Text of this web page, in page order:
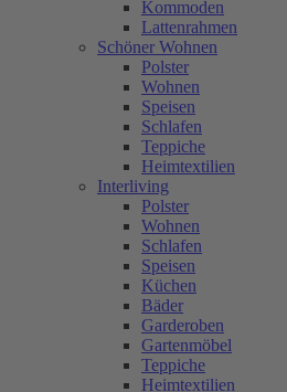
Kommoden
Lattenrahmen
Schöner Wohnen
Polster
Wohnen
Speisen
Schlafen
Teppiche
Heimtextilien
Interliving
Polster
Wohnen
Schlafen
Speisen
Küchen
Bäder
Garderoben
Gartenmöbel
Teppiche
Heimtextilien